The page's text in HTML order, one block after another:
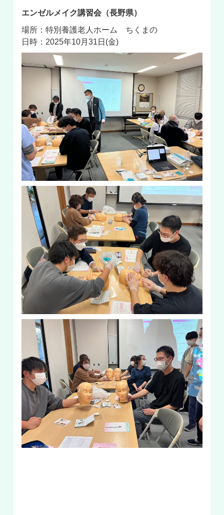
エンゼルメイク講習会（長野県）
場所：特別養護老人ホーム ちくまの
日時：2025年10月31日(金)